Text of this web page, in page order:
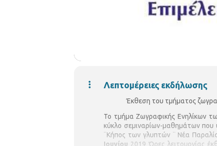
Λεπτομέρειες εκδήλωσης
Έκθεση του τμήματος
Το τμήμα Ζωγραφικής Ενηλίκων
κύκλο σεμιναρίων-μαθημάτων που
¨Κήπος των γλυπτών ¨ Νέα
Ιουνίου 2019 Ώρες λειτουργίας